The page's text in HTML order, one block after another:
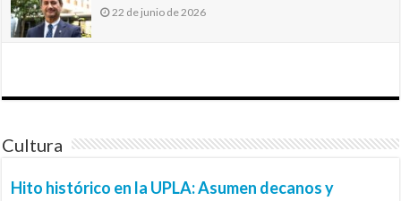
22 de junio de 2026
Cultura
Hito histórico en la UPLA: Asumen decanos y